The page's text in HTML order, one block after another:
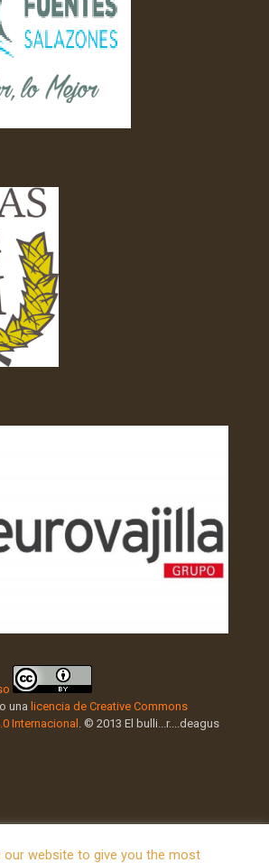
una licencia de Creative Commons
Internacional
. © 2013 El bulli...r....deagus
our website to give you the most